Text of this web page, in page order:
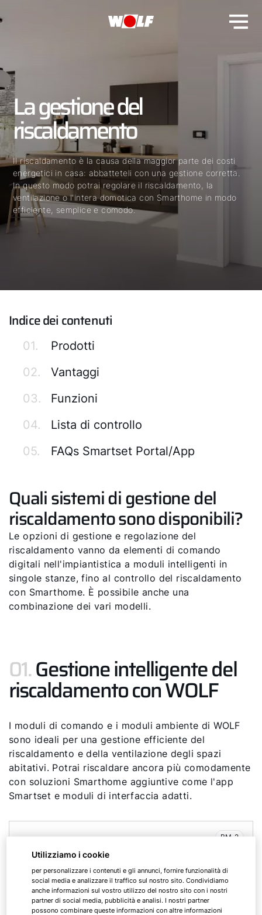
La gestione del
riscaldamento
Il riscaldamento è la causa della maggior parte dei costi
energetici in casa: abbatteteli con una gestione corretta.
In questo modo potrai regolare il riscaldamento, la
ventilazione o l'intera domotica con Smarthome in modo
efficiente, semplice e comodo.
Indice dei contenuti
01.
Prodotti
02.
Vantaggi
03.
Funzioni
04.
Lista di controllo
05.
FAQs Smartset Portal/App
Quali sistemi di gestione del
riscaldamento sono disponibili?
Le opzioni di gestione e regolazione del
riscaldamento vanno da elementi di comando
digitali nell'impiantistica a moduli intelligenti in
singole stanze, fino al controllo del riscaldamento
con Smarthome. È possibile anche una
combinazione dei vari modelli.
01.Gestione intelligente del
riscaldamento con WOLF
I moduli di comando e i moduli ambiente di WOLF
sono ideali per una gestione efficiente del
riscaldamento e della ventilazione degli spazi
abitativi. Potrai riscaldare ancora più comodamente
con soluzioni Smarthome aggiuntive come l'app
Smartset e moduli di interfaccia adatti.
BM-2
Utilizziamo i cookie
per personalizzare i contenuti e gli annunci, fornire funzionalità di
social media e analizzare il traffico sul nostro sito. Condividiamo
anche informazioni sul vostro utilizzo del nostro sito con i nostri
partner di social media, pubblicità e analisi. I nostri partner
possono combinare queste informazioni con altre informazioni